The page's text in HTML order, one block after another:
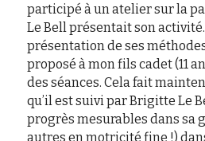
participé à un atelier sur la
Le Bell présentait son
présentation de ses
proposé à mon fils cadet (11
des séances. Cela fait
qu’il est suivi par Brigitte Le
progrès mesurables dans sa
autres en motricité fine !)